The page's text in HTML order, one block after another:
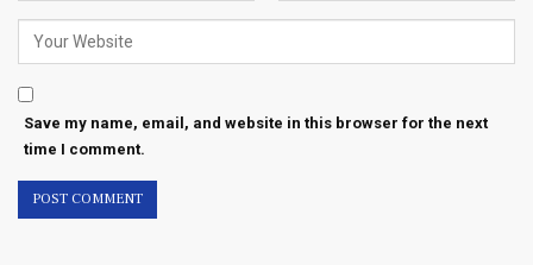
Save my name, email, and website in this browser for the next
time I comment.